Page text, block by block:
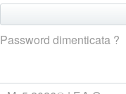
Password dimenticata ?